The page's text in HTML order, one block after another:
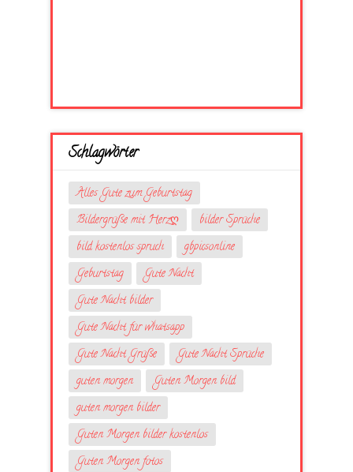
Schlagwörter
Alles Gute zum Geburtstag
Bildergrüße mit Herzღ
bilder Sprüche
bild kostenlos spruch
gbpicsonline
Geburtstag
Gute Nacht
Gute Nacht bilder
Gute Nacht für whatsapp
Gute Nacht Grüße
Gute Nacht Sprüche
guten morgen
Guten Morgen bild
guten morgen bilder
Guten Morgen bilder kostenlos
Guten Morgen fotos